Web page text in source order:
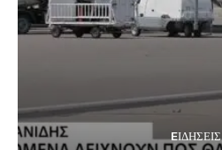
EΙΔΗΣΕΙΣ